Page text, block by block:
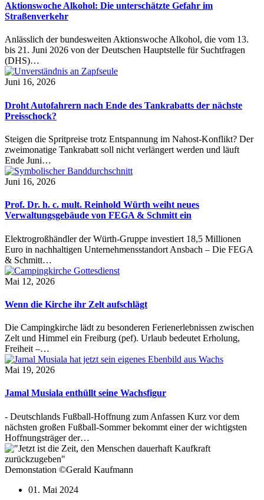
Aktionswoche Alkohol: Die unterschätzte Gefahr im
Straßenverkehr
Anlässlich der bundesweiten Aktionswoche Alkohol, die vom 13.
bis 21. Juni 2026 von der Deutschen Hauptstelle für Suchtfragen
(DHS)…
Juni 16, 2026
Droht Autofahrern nach Ende des Tankrabatts der nächste
Preisschock?
Steigen die Spritpreise trotz Entspannung im Nahost-Konflikt? Der
zweimonatige Tankrabatt soll nicht verlängert werden und läuft
Ende Juni…
Juni 16, 2026
Prof. Dr. h. c. mult. Reinhold Würth weiht neues
Verwaltungsgebäude von FEGA & Schmitt ein
Elektrogroßhändler der Würth-Gruppe investiert 18,5 Millionen
Euro in nachhaltigen Unternehmensstandort Ansbach – Die FEGA
& Schmitt…
Mai 12, 2026
Wenn die Kirche ihr Zelt aufschlägt
Die Campingkirche lädt zu besonderen Ferienerlebnissen zwischen
Zelt und Himmel ein Freiburg (pef). Urlaub bedeutet Erholung,
Freiheit –…
Mai 19, 2026
Jamal Musiala enthüllt seine Wachsfigur
- Deutschlands Fußball-Hoffnung zum Anfassen Kurz vor dem
nächsten großen Fußball-Sommer bekommt einer der wichtigsten
Hoffnungsträger der…
Demonstation ©Gerald Kaufmann
01. Mai 2024